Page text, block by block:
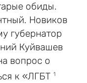
обиды.
Новиков
губернатор
Куйвашев
вопрос о
к «ЛГБТ 1